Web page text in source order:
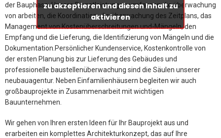
zu akzeptieren und diesen Inhalt zu
aktivieren
zu akzeptieren und diesen Inhalt zu
aktivieren
der Bauphase. Unsere Dienstleistungen umfassen die überwachung
von arbeiten, die Koordination, die überwachung des Zeitplans, das
Management von Kostenüberschreitungen und-Mängeln, den
Empfang und die Lieferung, die Identifizierung von Mängeln und die
Dokumentation.Persönlicher Kundenservice, Kostenkontrolle von
der ersten Planung bis zur Lieferung des Gebäudes und
professionelle baustellenüberwachung sind die Säulen unserer
neubauagentur. Neben Einfamilienhäusern begleiten wir auch
großbauprojekte in Zusammenarbeit mit wichtigen
Bauunternehmen.
Wir gehen von Ihren ersten Ideen für Ihr Bauprojekt aus und
erarbeiten ein komplettes Architekturkonzept, das auf Ihre